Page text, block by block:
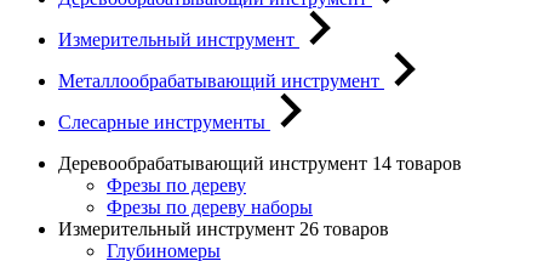
Измерительный инструмент
Металлообрабатывающий инструмент
Слесарные инструменты
Деревообрабатывающий инструмент 14 товаров
Фрезы по дереву
Фрезы по дереву наборы
Измерительный инструмент 26 товаров
Глубиномеры